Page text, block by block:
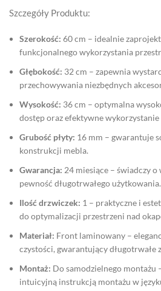
Szczegóły Produktu:
Szerokość: 60 cm – idealnie
funkcjonalnego wykorzystania
Głębokość: 32 cm – zapewnia
przechowywania niezbędnych
Wysokość: 36 cm – optymalna
dostęp oraz efektywne wykorzystanie
Grubość płyty: 16 mm – gwarantuje
konstrukcji mebla.
Gwarancja: 24 miesiące – świadczy
pewność długotrwałego użytkowania.
Ilość drzwiczek: 1 – praktyczne i
do optymalizacji przestrzeni nad
Materiał: Front laminowany –
czystości, gwarantujący długotrwałe
Montaż: Do samodzielnego montażu
intuicyjną instrukcją montażu w